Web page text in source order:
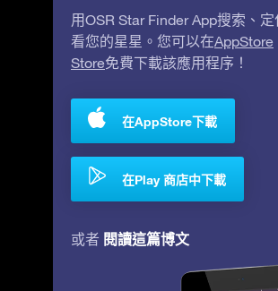
用OSR Star Finder App搜索、定
看您的星星。您可以在AppStore
Store免費下載該應用程序！
在AppStore下載
在Play 商店中下載
或者 閱讀這篇博文